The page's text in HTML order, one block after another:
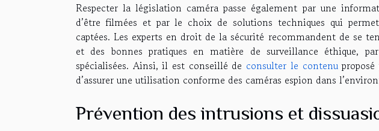
Respecter la législation caméra passe également par une
d’être filmées et par le choix de solutions techniques qui
captées. Les experts en droit de la sécurité recommandent de se
et des bonnes pratiques en matière de surveillance éthique,
spécialisées. Ainsi, il est conseillé de consulter le contenuproposé
d’assurer une utilisation conforme des caméras espion dans
Prévention des intrusions et